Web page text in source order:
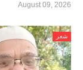
August 09, 2026
شعر